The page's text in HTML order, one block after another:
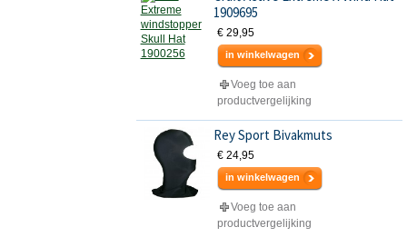
1909695
€ 29,95
in winkelwagen
Voeg toe aan
productvergelijking
Rey Sport Bivakmuts
€ 24,95
in winkelwagen
Voeg toe aan
productvergelijking